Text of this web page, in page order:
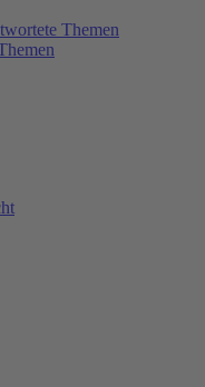
Themen